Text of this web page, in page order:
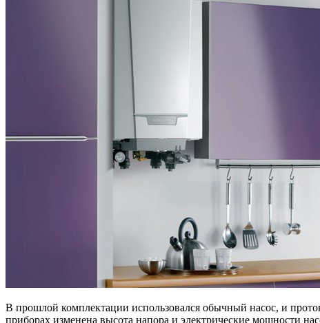
В прошлой комплектации использовался обычный насос, и
приборах изменена высота напора и электрические мощности